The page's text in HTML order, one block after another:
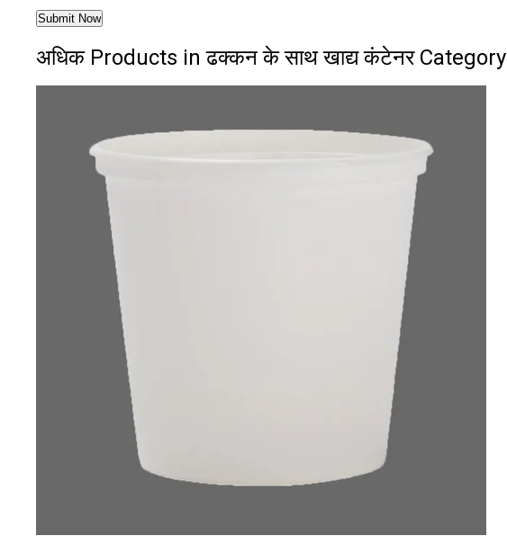
अधिक Products in ढक्कन के साथ खाद्य कंटेनर Category